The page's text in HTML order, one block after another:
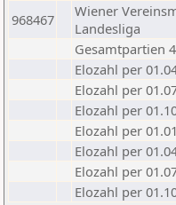
968467
Wiener
Landesliga
Gesamtpartien 4
Elozahl per
Elozahl per
Elozahl per
Elozahl per
Elozahl per
Elozahl per
Elozahl per